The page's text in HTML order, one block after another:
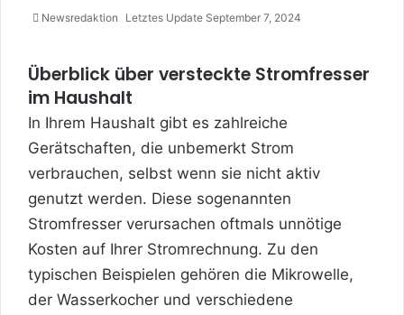
Newsredaktion Letztes Update September 7, 2024
Überblick über versteckte Stromfresser
im Haushalt
In Ihrem Haushalt gibt es zahlreiche
Gerätschaften, die unbemerkt Strom
verbrauchen, selbst wenn sie nicht aktiv
genutzt werden. Diese sogenannten
Stromfresser verursachen oftmals unnötige
Kosten auf Ihrer Stromrechnung. Zu den
typischen Beispielen gehören die Mikrowelle,
der Wasserkocher und verschiedene